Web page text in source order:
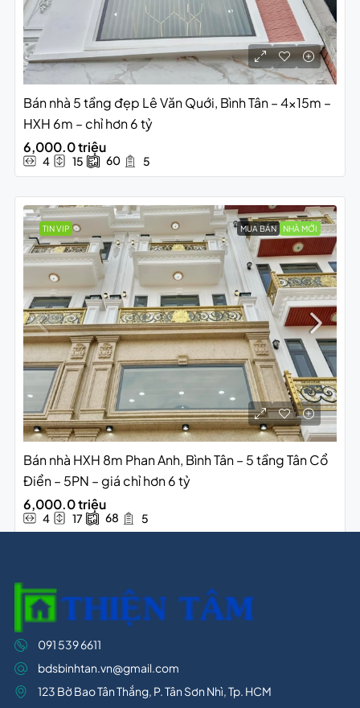
Bán nhà 5 tầng đẹp Lê Văn Quới, Bình Tân – 4x15m –
HXH 6m – chỉ hơn 6 tỷ
6,000.0 triệu
4 15 60 5
TIN VIP MUA BÁN NHÀ MỚI
Bán nhà HXH 8m Phan Anh, Bình Tân – 5 tầng Tân Cổ
Điển – 5PN – giá chỉ hơn 6 tỷ
6,000.0 triệu
4 17 68 5
091 539 6611
bdsbinhtan.vn@gmail.com
123 Bờ Bao Tân Thắng, P. Tân Sơn Nhì, Tp. HCM